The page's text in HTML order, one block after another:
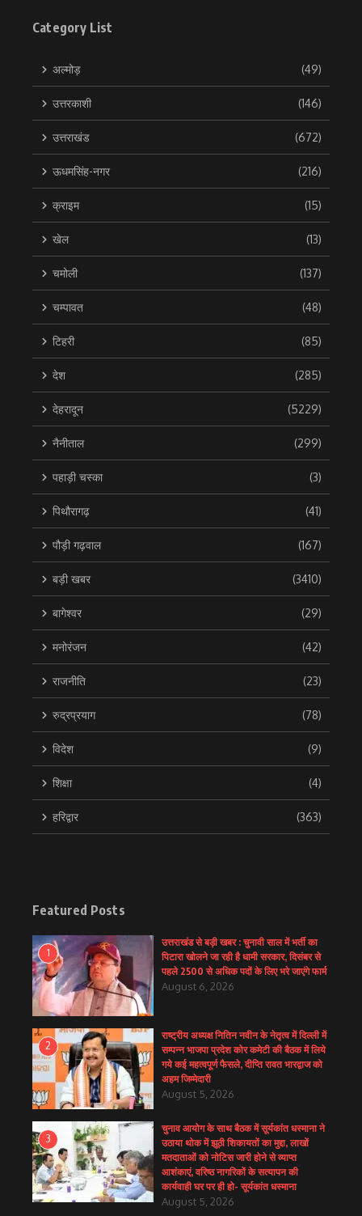
Category List
अल्मोड़ (49)
उत्तरकाशी (146)
उत्तराखंड (672)
ऊधमसिंह-नगर (216)
क्राइम (15)
खेल (13)
चमोली (137)
चम्पावत (48)
टिहरी (85)
देश (285)
देहरादून (5229)
नैनीताल (299)
पहाड़ी चस्का (3)
पिथौरागढ़ (41)
पौड़ी गढ़वाल (167)
बड़ी खबर (3410)
बागेश्वर (29)
मनोरंजन (42)
राजनीति (23)
रुद्रप्रयाग (78)
विदेश (9)
शिक्षा (4)
हरिद्वार (363)
Featured Posts
1
उत्तराखंड से बड़ी खबर : चुनावी साल में भर्ती का
पिटारा खोलने जा रही है धामी सरकार, दिसंबर से
पहले 2500 से अधिक पदों के लिए भरे जाएंगे फार्म
August 6, 2026
2
राष्ट्रीय अध्यक्ष नितिन नवीन के नेतृत्व में दिल्ली में
सम्पन्न भाजपा प्रदेश कोर कमेटी की बैठक में लिये
गये कई महत्वपूर्ण फैसले, दीप्ति रावत भारद्वाज को
अहम जिम्मेदारी
August 5, 2026
3
चुनाव आयोग के साथ बैठक में सूर्यकांत धस्माना ने
उठाया थोक में झूठी शिकायतों का मुद्दा, लाखों
मतदाताओं को नोटिस जारी होने से व्याप्त
आशंकाएं, वरिष्ठ नागरिकों के सत्यापन की
कार्यवाही घर पर ही हो- सूर्यकांत धस्माना
August 5, 2026